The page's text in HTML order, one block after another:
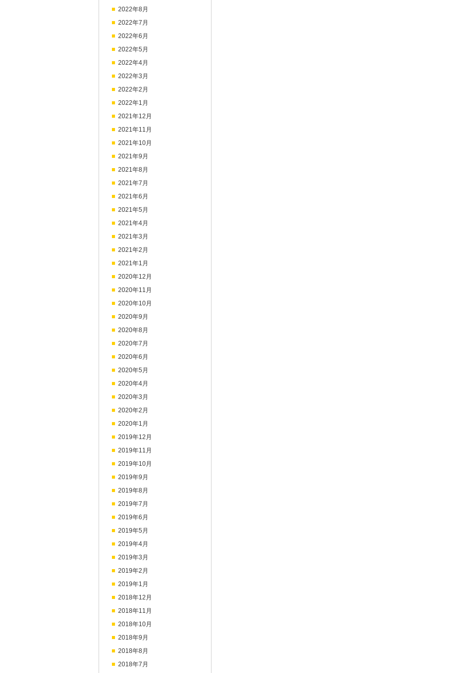
2022年8月
2022年7月
2022年6月
2022年5月
2022年4月
2022年3月
2022年2月
2022年1月
2021年12月
2021年11月
2021年10月
2021年9月
2021年8月
2021年7月
2021年6月
2021年5月
2021年4月
2021年3月
2021年2月
2021年1月
2020年12月
2020年11月
2020年10月
2020年9月
2020年8月
2020年7月
2020年6月
2020年5月
2020年4月
2020年3月
2020年2月
2020年1月
2019年12月
2019年11月
2019年10月
2019年9月
2019年8月
2019年7月
2019年6月
2019年5月
2019年4月
2019年3月
2019年2月
2019年1月
2018年12月
2018年11月
2018年10月
2018年9月
2018年8月
2018年7月